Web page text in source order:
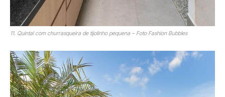
11. Quintal com churrasqueira de tijolinho pequena – Foto Fashion Bubbles